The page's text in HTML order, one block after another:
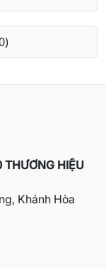
THƯƠNG HIỆU
Khánh Hòa